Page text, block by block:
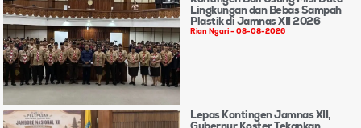
Lingkungan dan Bebas Sampah
Plastik di Jamnas XII 2026
Rian Ngari 08-08-2026
Lepas Kontingen Jamnas XII,